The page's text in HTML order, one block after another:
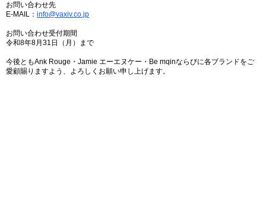
お問い合わせ先
E-MAIL： info@vaxiv.co.jp
お問い合わせ受付期間
令和8年8月31日（月）まで
今後ともAnk Rouge・Jamie エーエヌケー・Be mqinならびに各ブランドをご
愛顧賜りますよう、よろしくお願い申し上げます。